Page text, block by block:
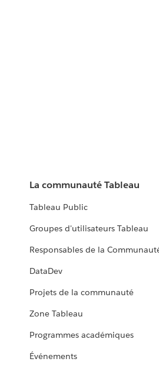
La communauté Tableau
Tableau Public
Groupes d'utilisateurs Tableau
Responsables de la
DataDev
Projets de la communauté
Zone Tableau
Programmes académiques
Événements